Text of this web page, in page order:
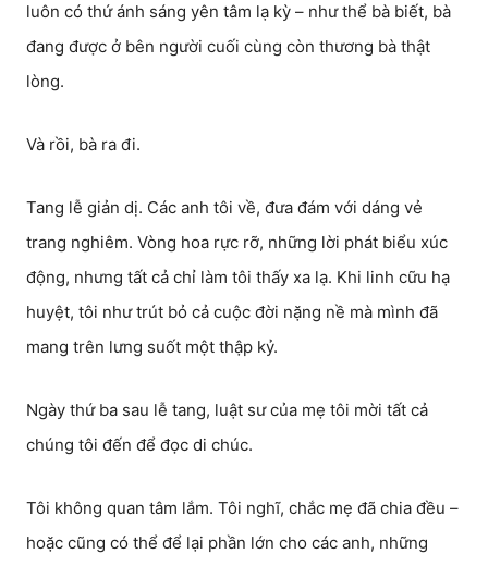
luôn có thứ ánh sáng yên tâm lạ kỳ – như thể bà biết, bà
đang được ở bên người cuối cùng còn thương bà thật
lòng.
Và rồi, bà ra đi.
Tang lễ giản dị. Các anh tôi về, đưa đám với dáng vẻ
trang nghiêm. Vòng hoa rực rỡ, những lời phát biểu xúc
động, nhưng tất cả chỉ làm tôi thấy xa lạ. Khi linh cữu hạ
huyệt, tôi như trút bỏ cả cuộc đời nặng nề mà mình đã
mang trên lưng suốt một thập kỷ.
Ngày thứ ba sau lễ tang, luật sư của mẹ tôi mời tất cả
chúng tôi đến để đọc di chúc.
Tôi không quan tâm lắm. Tôi nghĩ, chắc mẹ đã chia đều –
hoặc cũng có thể để lại phần lớn cho các anh, những